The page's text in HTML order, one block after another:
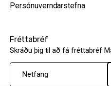
Persónuverndarstefna
Fréttabréf
Skráðu þig til að fá fréttabréf